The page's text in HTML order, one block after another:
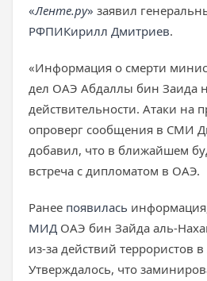
«Ленте.ру» заявил
РФПИКирилл Дмитриев.
«Информация о смерти
дел ОАЭ Абдаллы бин Заида
действительности. Атаки на
опроверг сообщения в СМИ
добавил, что в ближайшем
встреча с дипломатом в ОАЭ.
Ранее появилась
МИД ОАЭ бин Зайда аль-
из-за действий террористов
Утверждалось, что